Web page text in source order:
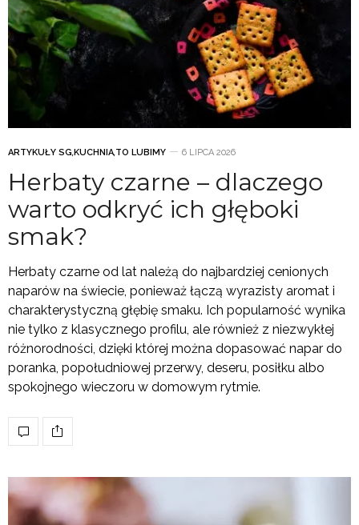
ARTYKUŁY SG,KUCHNIA,TO LUBIMY 6 LIPCA 2026
Herbaty czarne – dlaczego
warto odkryć ich głęboki
smak?
Herbaty czarne od lat należą do najbardziej cenionych
naparów na świecie, ponieważ łączą wyrazisty aromat i
charakterystyczną głębię smaku. Ich popularność wynika
nie tylko z klasycznego profilu, ale również z niezwykłej
różnorodności, dzięki której można dopasować napar do
poranka, popołudniowej przerwy, deseru, posiłku albo
spokojnego wieczoru w domowym rytmie.